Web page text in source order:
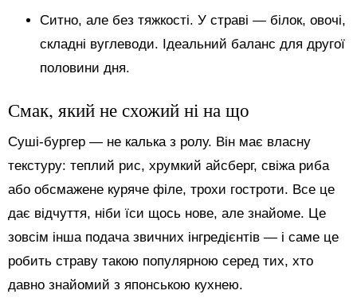
Ситно, але без тяжкості. У страві — білок, овочі,
складні вуглеводи. Ідеальний баланс для другої
половини дня.
Смак, який не схожий ні на що
Суші-бургер — не калька з ролу. Він має власну
текстуру: теплий рис, хрумкий айсберг, свіжа риба
або обсмажене куряче філе, трохи гостроти. Все це
дає відчуття, ніби їси щось нове, але знайоме. Це
зовсім інша подача звичних інгредієнтів — і саме це
робить страву такою популярною серед тих, хто
давно знайомий з японською кухнею.